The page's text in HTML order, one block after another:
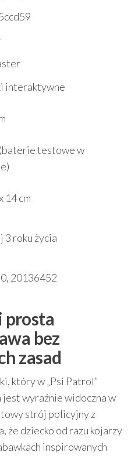
interaktywne
testowe w
14 cm
3 roku życia
20136452
prosta
bez
zasad
który w „Psi Patrol”
jest wyraźnie widoczna w
strój policyjny z
że dziecko od razu kojarzy
inspirowanych